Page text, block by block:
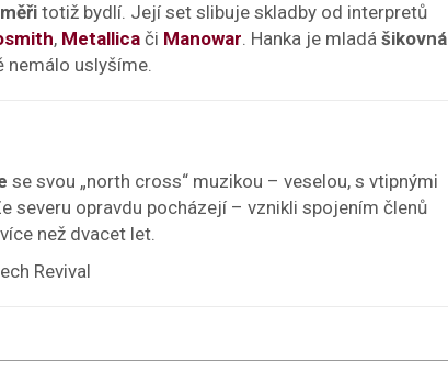
totiž bydlí. Její set slibuje skladby od interpretů
, Metallicači Manowar. Hanka je mladá šikovná
nemálo uslyšíme.
se svou „north cross“ muzikou – veselou, s vtipnými
severu opravdu pocházejí – vznikli spojením členů
než dvacet let.
Revival